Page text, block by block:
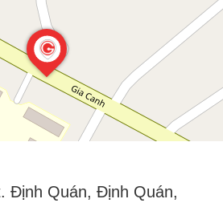
Định Quán, Định Quán,